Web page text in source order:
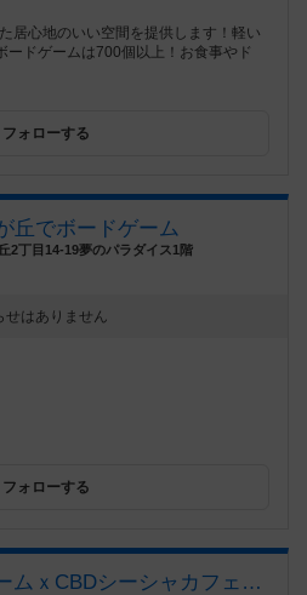
居心地のいい空間を提供します！軽い
ードゲームは700個以上！お食事やド
フォローする
丘でボードゲーム
2丁目14-19夢のパラダイス1階
せはありません
フォローする
ギルド酒場るすと ゲームｘCBDシーシャカフェバー